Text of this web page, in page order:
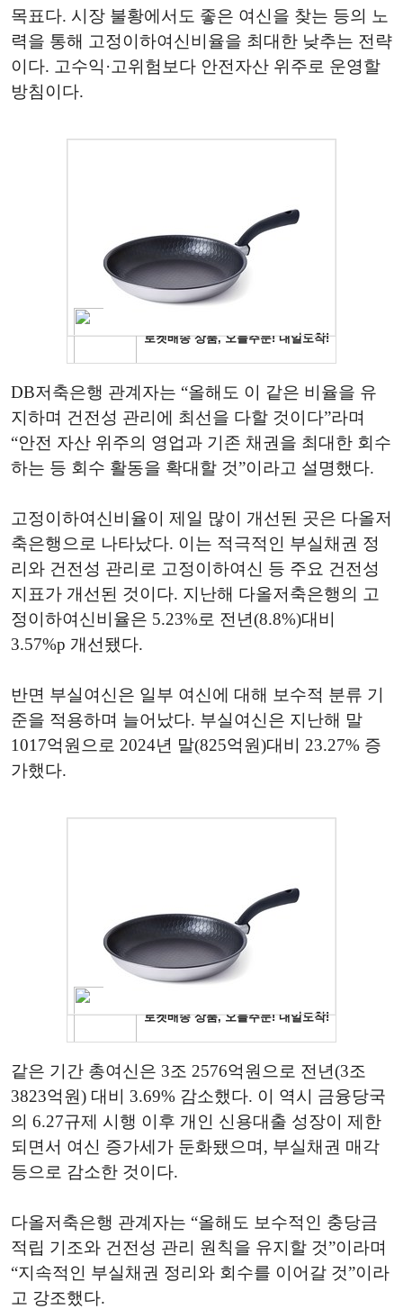
목표다. 시장 불황에서도 좋은 여신을 찾는 등의 노
력을 통해 고정이하여신비율을 최대한 낮추는 전략
이다. 고수익·고위험보다 안전자산 위주로 운영할
방침이다.
DB저축은행 관계자는 “올해도 이 같은 비율을 유
지하며 건전성 관리에 최선을 다할 것이다”라며
“안전 자산 위주의 영업과 기존 채권을 최대한 회수
하는 등 회수 활동을 확대할 것”이라고 설명했다.
고정이하여신비율이 제일 많이 개선된 곳은 다올저
축은행으로 나타났다. 이는 적극적인 부실채권 정
리와 건전성 관리로 고정이하여신 등 주요 건전성
지표가 개선된 것이다. 지난해 다올저축은행의 고
정이하여신비율은 5.23%로 전년(8.8%)대비
3.57%p 개선됐다.
반면 부실여신은 일부 여신에 대해 보수적 분류 기
준을 적용하며 늘어났다. 부실여신은 지난해 말
1017억원으로 2024년 말(825억원)대비 23.27% 증
가했다.
같은 기간 총여신은 3조 2576억원으로 전년(3조
3823억원) 대비 3.69% 감소했다. 이 역시 금융당국
의 6.27규제 시행 이후 개인 신용대출 성장이 제한
되면서 여신 증가세가 둔화됐으며, 부실채권 매각
등으로 감소한 것이다.
다올저축은행 관계자는 “올해도 보수적인 충당금
적립 기조와 건전성 관리 원칙을 유지할 것”이라며
“지속적인 부실채권 정리와 회수를 이어갈 것”이라
고 강조했다.